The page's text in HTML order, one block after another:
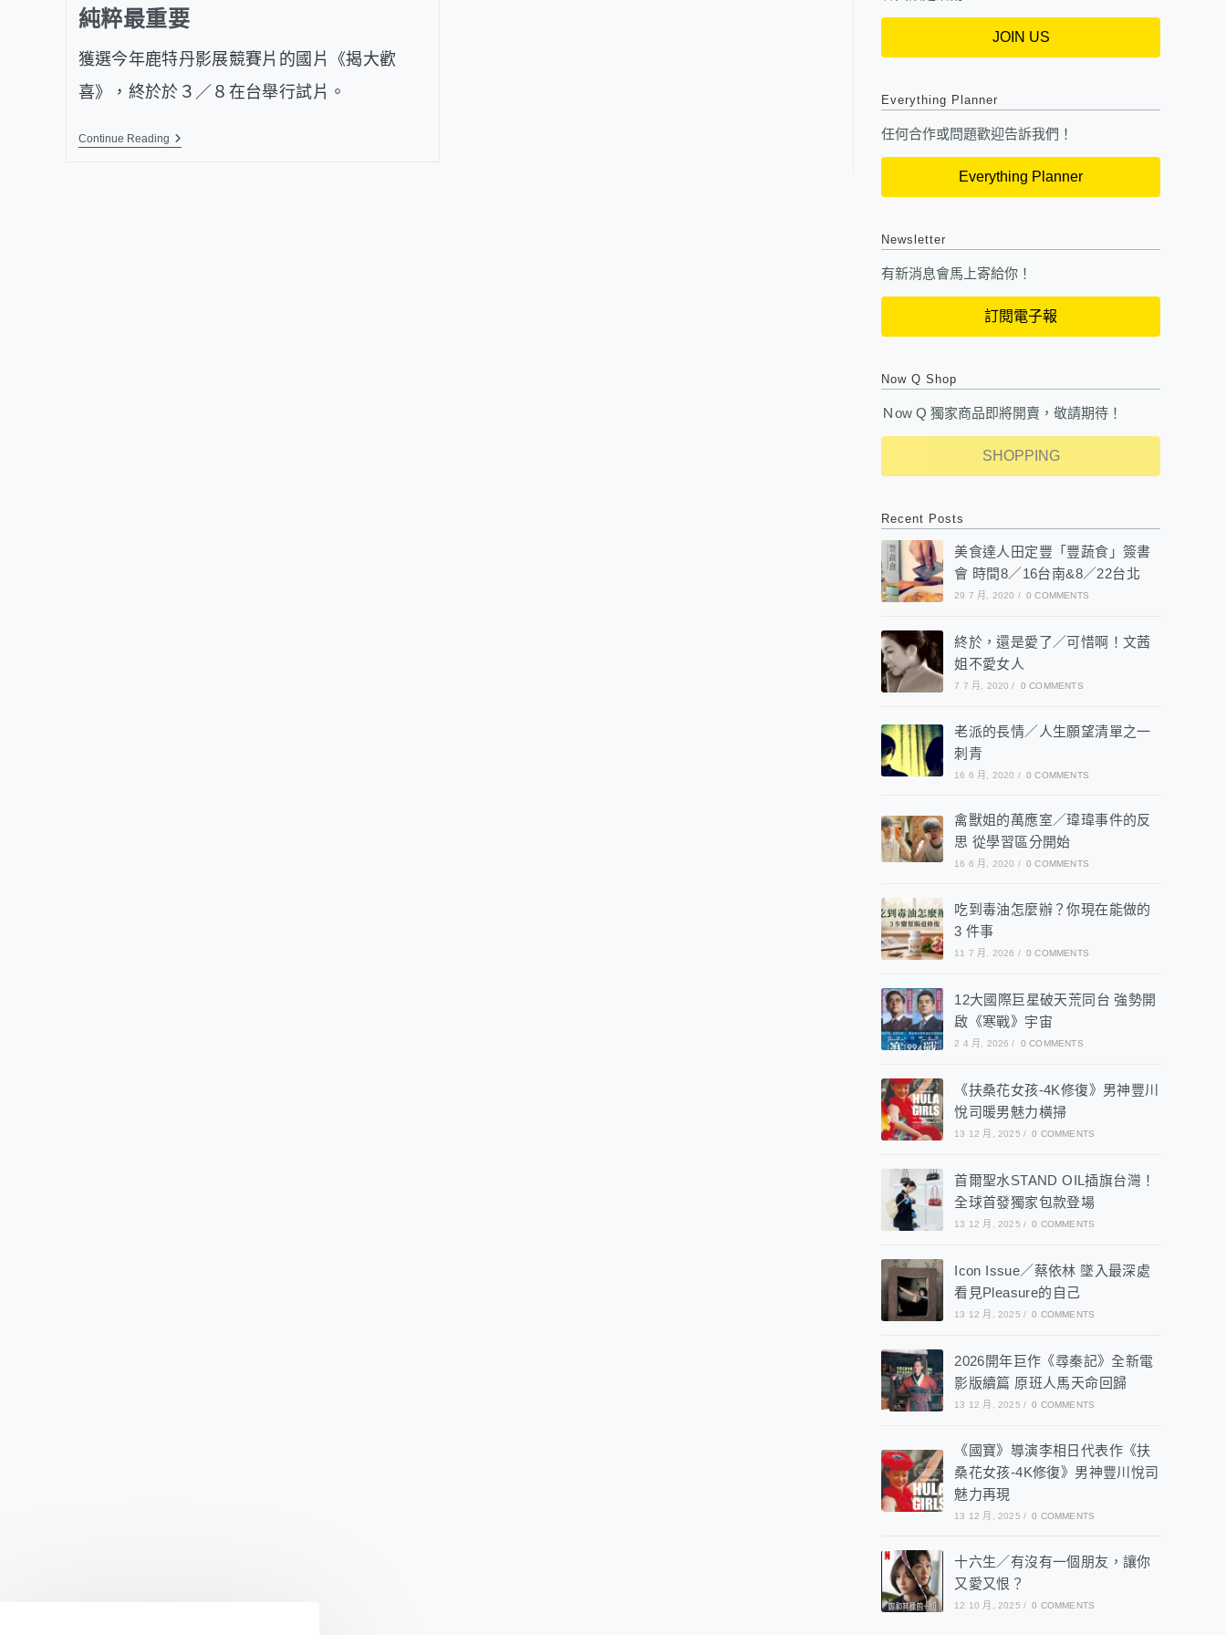
純粹最重要
獲選今年鹿特丹影展競賽片的國片《揭大歡
喜》，終於於３／８在台舉行試片。
Continue Reading
JOIN US
Everything Planner
任何合作或問題歡迎告訴我們！
Everything Planner
Newsletter
有新消息會馬上寄給你！
訂閱電子報
Now Q Shop
Ｎow Q 獨家商品即將開賣，敬請期待！
SHOPPING
Recent Posts
美食達人田定豐「豐蔬食」簽書
會 時間8／16台南&8／22台北
29 7 月, 2020 / 0 COMMENTS
終於，還是愛了／可惜啊！文茜
姐不愛女人
7 7 月, 2020 / 0 COMMENTS
老派的長情／人生願望清單之一
刺青
16 6 月, 2020 / 0 COMMENTS
禽獸姐的萬應室／瑋瑋事件的反
思 從學習區分開始
16 6 月, 2020 / 0 COMMENTS
吃到毒油怎麼辦？你現在能做的
3 件事
11 7 月, 2026 / 0 COMMENTS
12大國際巨星破天荒同台 強勢開
啟《寒戰》宇宙
2 4 月, 2026 / 0 COMMENTS
《扶桑花女孩-4K修復》男神豐川
悅司暖男魅力橫掃
13 12 月, 2025 / 0 COMMENTS
首爾聖水STAND OIL插旗台灣！
全球首發獨家包款登場
13 12 月, 2025 / 0 COMMENTS
Icon Issue／蔡依林 墜入最深處
看見Pleasure的自己
13 12 月, 2025 / 0 COMMENTS
2026開年巨作《尋秦記》全新電
影版續篇 原班人馬天命回歸
13 12 月, 2025 / 0 COMMENTS
《國寶》導演李相日代表作《扶
桑花女孩-4K修復》男神豐川悅司
魅力再現
13 12 月, 2025 / 0 COMMENTS
十六生／有沒有一個朋友，讓你
又愛又恨？
12 10 月, 2025 / 0 COMMENTS